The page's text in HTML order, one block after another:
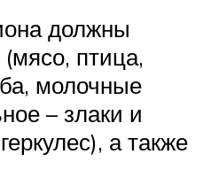
должны
птица,
молочные
– злаки и
а также